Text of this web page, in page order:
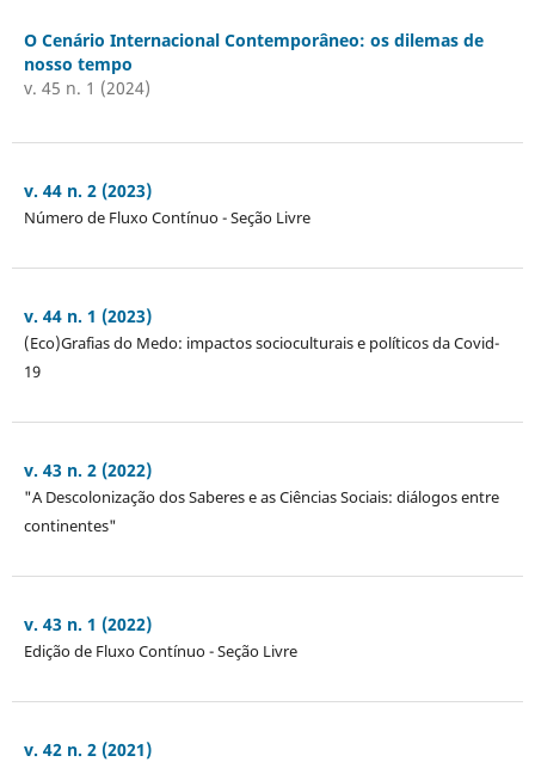
O Cenário Internacional Contemporâneo: os dilemas de
nosso tempo
v. 45 n. 1 (2024)
v. 44 n. 2 (2023)
Número de Fluxo Contínuo - Seção Livre
v. 44 n. 1 (2023)
(Eco)Grafias do Medo: impactos socioculturais e políticos da Covid-
19
v. 43 n. 2 (2022)
"A Descolonização dos Saberes e as Ciências Sociais: diálogos entre
continentes"
v. 43 n. 1 (2022)
Edição de Fluxo Contínuo - Seção Livre
v. 42 n. 2 (2021)